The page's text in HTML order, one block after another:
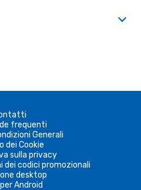
frequenti
Generali
dei Cookie
sulla privacy
dei codici promozionali
desktop
Android